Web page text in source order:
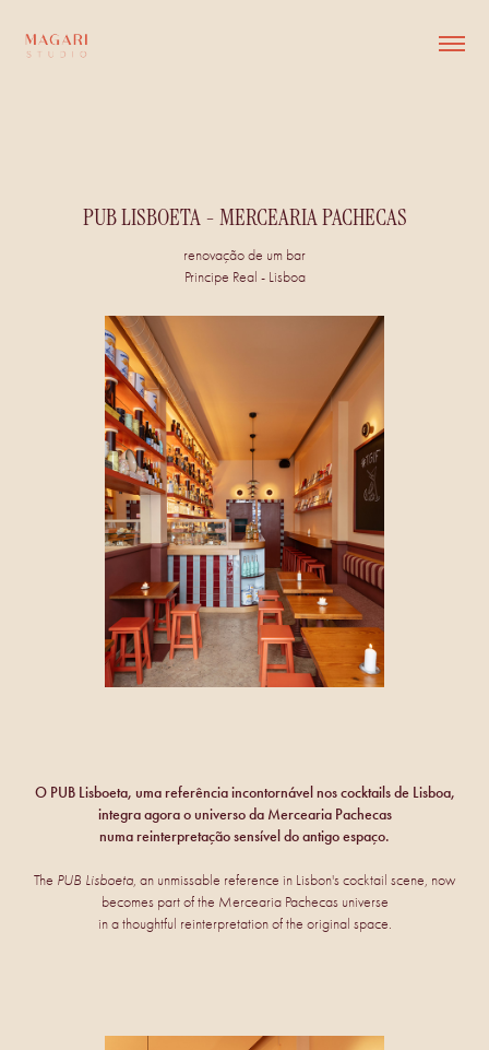
PUB LISBOETA - MERCEARIA PACHECAS
renovação de um bar
Principe Real - Lisboa
O PUB Lisboeta, uma referência incontornável nos cocktails de Lisboa,
integra agora o universo da Mercearia Pachecas
numa reinterpretação sensível do antigo espaço.
The PUB Lisboeta, an unmissable reference in Lisbon's cocktail scene, now
becomes part of the Mercearia Pachecas universe
in a thoughtful reinterpretation of the original space.